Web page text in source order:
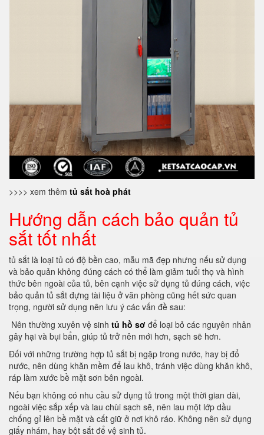
>>>> xem thêm tủ sắt hoà phát
Hướng dẫn cách bảo quản tủ
sắt tốt nhất
tủ sắt là loại tủ có độ bền cao, mẫu mã đẹp nhưng nếu sử dụng
và bảo quản không đúng cách có thể làm giảm tuổi thọ và hình
thức bên ngoài của tủ, bên cạnh việc sử dụng tủ đúng cách, việc
bảo quản tủ sắt đựng tài liệu ở văn phòng cũng hết sức quan
trọng, người sử dụng nên lưu ý các vấn đề sau:
Nên thường xuyên vệ sinh tủ hồ sơ để loại bỏ các nguyên nhân
gây hại và bụi bẩn, giúp tủ trở nên mới hơn, sạch sẽ hơn.
Đối với những trường hợp tủ sắt bị ngập trong nước, hay bị đổ
nước, nên dùng khăn mềm để lau khô, tránh việc dùng khăn khô,
ráp làm xước bề mặt sơn bên ngoài.
Nếu bạn không có nhu cầu sử dụng tủ trong một thời gian dài,
ngoài việc sắp xếp và lau chùi sạch sẽ, nên lau một lớp dầu
chống gỉ lên bề mặt và cất giữ ở nơi khô ráo. Không nên sử dụng
giấy nhám, hay bột sắt để vệ sinh tủ.